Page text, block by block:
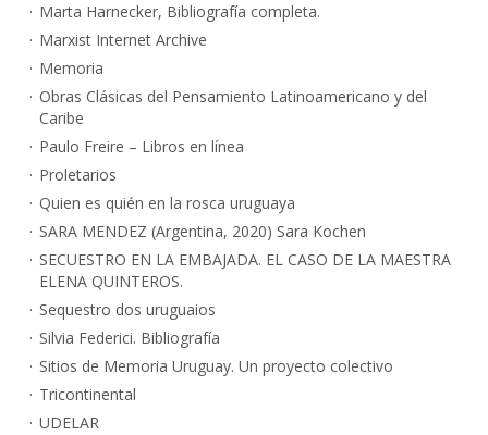
Marta Harnecker, Bibliografía completa.
Marxist Internet Archive
Memoria
Obras Clásicas del Pensamiento Latinoamericano y del
Caribe
Paulo Freire – Libros en línea
Proletarios
Quien es quién en la rosca uruguaya
SARA MENDEZ (Argentina, 2020) Sara Kochen
SECUESTRO EN LA EMBAJADA. EL CASO DE LA MAESTRA
ELENA QUINTEROS.
Sequestro dos uruguaios
Silvia Federici. Bibliografía
Sitios de Memoria Uruguay. Un proyecto colectivo
Tricontinental
UDELAR